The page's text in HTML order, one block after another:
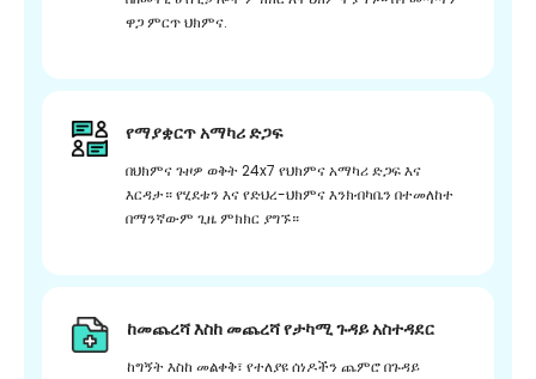
ዋጋ ምርጥ ህክምና.
የማያቋርጥ አማካሪ ድጋፍ
በህክምና ጉዞዎ ወቅት 24x7 የህክምና አማካሪ ድጋፍ እና
እርዳታ። የሂደቱን እና የድህረ-ህክምና እንክብካቤን በተመለከተ
በማንኛውም ጊዜ ምክክር ያግኙ።
ከመጨረሻ እስከ መጨረሻ የታካሚ ጉዳይ አስተዳደር
ከግኝት እስከ መልቀቅ፣ የተለያዩ ሰነዶችን ጨምሮ በጉዳይ